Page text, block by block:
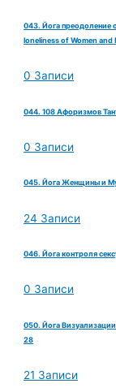
043. Йога
loneliness of Women and
0 Записи
044. 108 Афоризмов
0 Записи
045. Йога Женщины и
24 Записи
046. Йога контроля
0 Записи
050. Йога
28
21 Записи